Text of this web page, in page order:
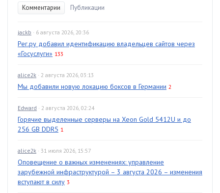
Комментарии Публикации
jackb · 6 августа 2026, 20:36
Рег.ру добавил идентификацию владельцев сайтов через
«Госуслуги» 133
alice2k · 2 августа 2026, 03:13
Мы добавили новую локацию боксов в Германии 2
Edward · 2 августа 2026, 02:24
Горячие выделенные серверы на Xeon Gold 5412U и до
256 GB DDR5 1
alice2k · 31 июля 2026, 15:57
Оповещение о важных изменениях: управление
зарубежной инфраструктурой – 3 августа 2026 – изменения
вступают в силу 3